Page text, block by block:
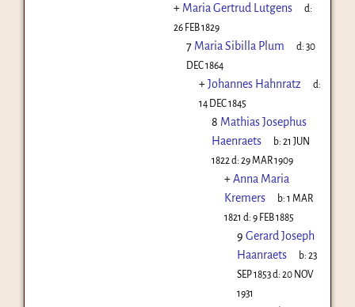
+ Maria Gertrud Lutgens
d:
26 FEB 1829
7 Maria Sibilla Plum d:30
DEC 1864
+Johannes Hahnratz
d:
14 DEC 1845
8 Mathias Josephus
Haenraets
b:21 JUN
1822 d: 29 MAR 1909
+Anna Maria
Kremers
b:1 MAR
1821 d: 9 FEB 1885
9 Gerard Joseph
Haanraets
b:23
SEP 1853d: 20 NOV
1931